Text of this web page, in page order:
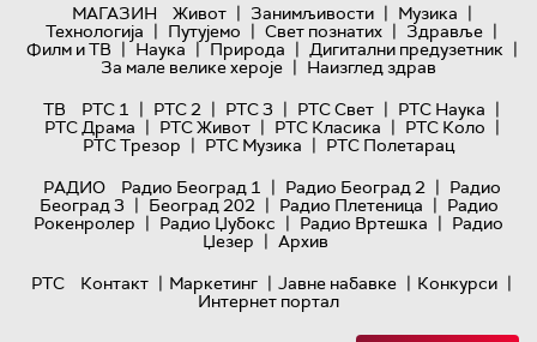
МАГАЗИН
Живот | Занимљивости | Музика |
Технологијa | Путујемо | Свет познатих | Здравље |
Филм и ТВ | Наука | Природа | Дигитални предузетник |
За мале велике хероје | Наизглед здрав
ТВ
РТС 1 | РТС 2 | РТС 3 | РТС Свет | РТС Наука |
РТС Драма | РТС Живот | РТС Класика | РТС Коло |
РТС Трезор | РТС Музика | РТС Полетарац
РАДИО
Радио Београд 1 | Радио Београд 2 | Радио
Београд 3 | Београд 202 | Радио Плетеница | Радио
Рокенролер | Радио Џубокс | Радио Вртешка | Радио
Џезер | Архив
РТС
Контакт | Маркетинг | Јавне набавке | Конкурси |
Интернет портал